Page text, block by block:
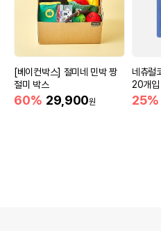
[베이컨박스] 절미네 민박 짱
절미 박스
60% 29,900원
네츄럴
20개입
25%